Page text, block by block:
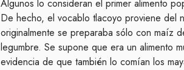
Algunos lo consideran el primer alimento
De hecho, el vocablo tlacoyo proviene del
originalmente se preparaba sólo con maíz
legumbre. Se supone que era un alimento
evidencia de que también lo comían los